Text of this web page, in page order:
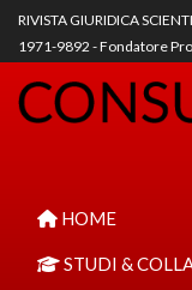
RIVISTA GIURIDICA
1971-9892 - Fondatore
HOME
STUDI &